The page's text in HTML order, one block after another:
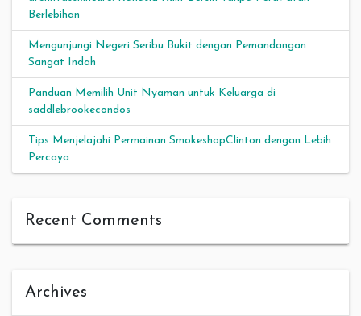
Berlebihan
Mengunjungi Negeri Seribu Bukit dengan Pemandangan
Sangat Indah
Panduan Memilih Unit Nyaman untuk Keluarga di
saddlebrookecondos
Tips Menjelajahi Permainan SmokeshopClinton dengan Lebih
Percaya
Recent Comments
Archives